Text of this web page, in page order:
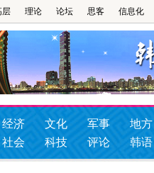
层 理论 论坛 思客 信息化
经济 文化 军事
地方
社会 科技 评论 韩语